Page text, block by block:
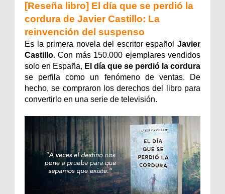
[Reseña libro] El día que se perdió la
cordura de Javier Castillo: La
reinvención del suspenso
Es la primera novela del escritor español Javier
Castillo. Con más 150.000 ejemplares vendidos
solo en España, El día que se perdió la cordura
se perfila como un fenómeno de ventas. De
hecho, se compraron los derechos del libro para
convertirlo en una serie de televisión.